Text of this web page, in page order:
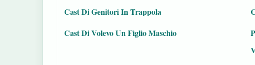
Cast Di Genitori In Trappola
Cast Di Volevo Un Figlio Maschio